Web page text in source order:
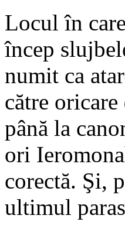
Locul în
încep
numit ca
către
până la
ori
corectă. Şi,
ultimul